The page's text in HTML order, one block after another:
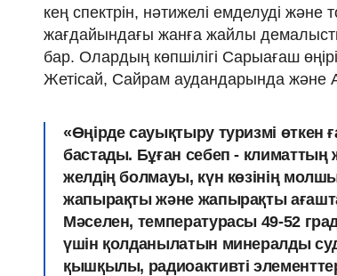
кең спектрін, нәтижелі емделуді
жағдайындағы жанға жайлы
бар. Олардың көпшілігі Сарыағаш
Жетісай, Сайрам аудандарында және
«Өңірде сауықтыру туризмі
бастады. Бұған себеп -
желдің болмауы, күн көзінің
жапырақты және жапырақты
Мәселен, температурасы 49-52
үшін қолданылатын минералды
қышқылы, радиоактивті